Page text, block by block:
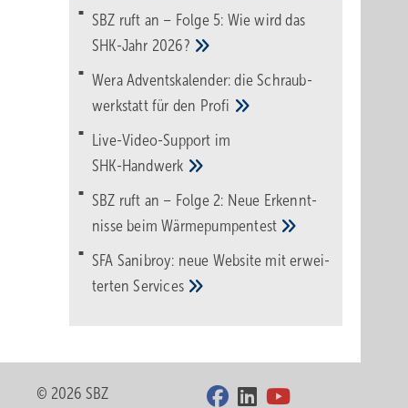
SBZ ruft an – Folge 5: Wie wird das
SHK-Jahr 2026?
Wera Adventskalender: die Schraub­
werk­statt für den Pro­fi
Live-Video-Support im
SHK-Handwerk
SBZ ruft an – Folge 2: Neue Erkennt­
nisse beimWärme­pumpen­test
SFA Sanibroy: neue Web­site mit erwei­
tertenServices
© 2026 SBZ